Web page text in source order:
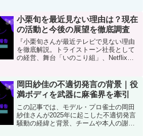
小栗旬を最近見ない理由は？現在
の活動と今後の展望を徹底調査
『小栗旬さんが最近テレビで見ない理由
を徹底解説。トライストーン社長として
の経営、舞台「いのこり組」、Netflixド
展望を紹介します。
岡田紗佳の不適切発言の背景｜役
満ボディを武器に麻雀界を牽引
この記事では、モデル・プロ雀士の岡田
紗佳さんが2025年に起こした不適切発言
騒動の経緯と背景、チームや本人の謝罪